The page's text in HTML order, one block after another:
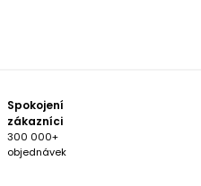
Spokojení
zákazníci
300 000+
objednávek